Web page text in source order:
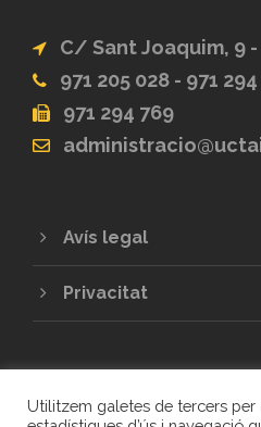
C/ Sant Joaquim, 9 -
971 205 028 - 971
971 294 769
Avís legal
Privacitat
Utilitzem galetes de tercers per